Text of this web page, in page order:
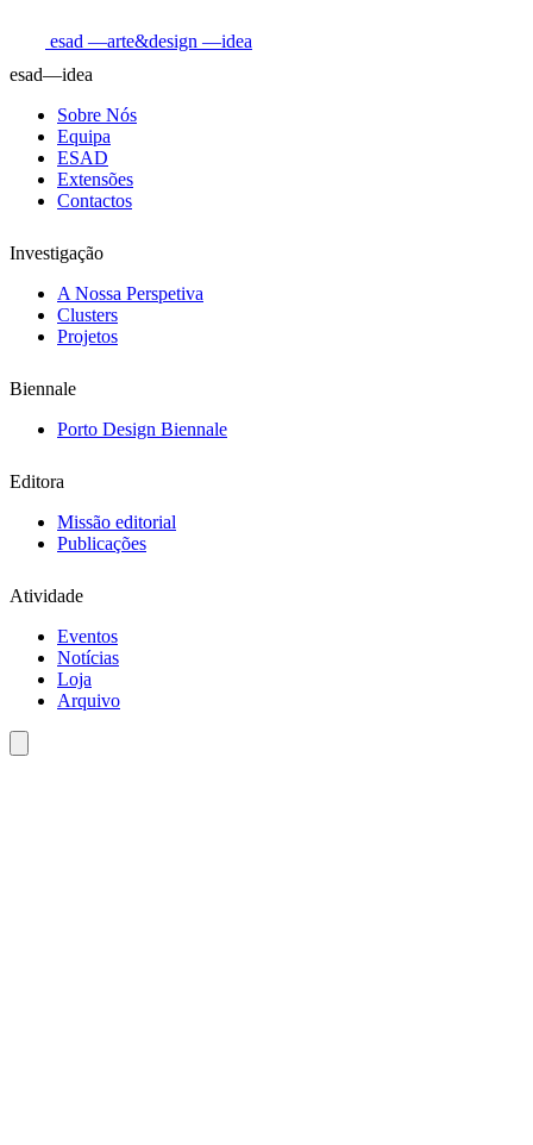
esad —arte&design —idea
esad—idea
Sobre Nós
Equipa
ESAD
Extensões
Contactos
Investigação
A Nossa Perspetiva
Clusters
Projetos
Biennale
Porto Design Biennale
Editora
Missão editorial
Publicações
Atividade
Eventos
Notícias
Loja
Arquivo